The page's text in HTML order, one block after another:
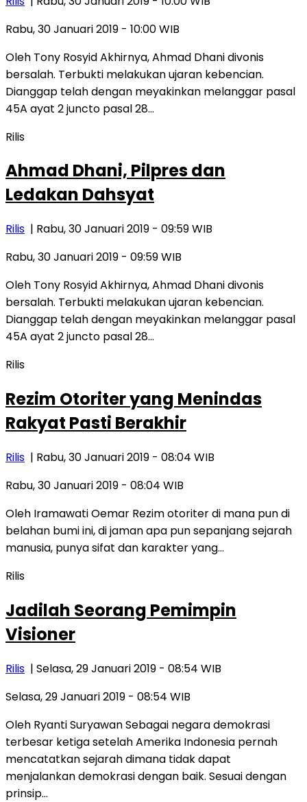
Rabu, 30 Januari 2019 - 10:00 WIB
Oleh Tony Rosyid Akhirnya, Ahmad Dhani divonis
bersalah. Terbukti melakukan ujaran kebencian.
Dianggap telah dengan meyakinkan melanggar pasal
45A ayat 2 juncto pasal 28…
Rilis
Ahmad Dhani, Pilpres dan
Ledakan Dahsyat
Rilis | Rabu, 30 Januari 2019 - 09:59 WIB
Rabu, 30 Januari 2019 - 09:59 WIB
Oleh Tony Rosyid Akhirnya, Ahmad Dhani divonis
bersalah. Terbukti melakukan ujaran kebencian.
Dianggap telah dengan meyakinkan melanggar pasal
45A ayat 2 juncto pasal 28…
Rilis
Rezim Otoriter yang Menindas
Rakyat Pasti Berakhir
Rilis | Rabu, 30 Januari 2019 - 08:04 WIB
Rabu, 30 Januari 2019 - 08:04 WIB
Oleh Iramawati Oemar Rezim otoriter di mana pun di
belahan bumi ini, di jaman apa pun sepanjang sejarah
manusia, punya sifat dan karakter yang…
Rilis
Jadilah Seorang Pemimpin
Visioner
Rilis | Selasa, 29 Januari 2019 - 08:54 WIB
Selasa, 29 Januari 2019 - 08:54 WIB
Oleh Ryanti Suryawan Sebagai negara demokrasi
terbesar ketiga setelah Amerika Indonesia pernah
mencatatkan sejarah dimana tidak dapat
menjalankan demokrasi dengan baik. Sesuai dengan
prinsip…